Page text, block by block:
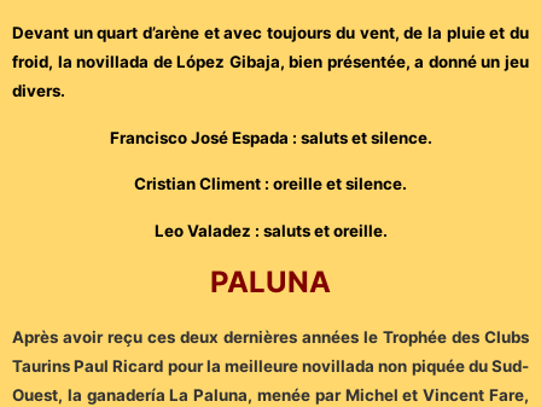
Devant un quart d’arène et avec toujours du vent, de la pluie et du
froid, la novillada de López Gibaja, bien présentée, a donné un jeu
divers.
Francisco José Espada : saluts et silence.
Cristian Climent : oreille et silence.
Leo Valadez : saluts et oreille.
PALUNA
Après avoir reçu ces deux dernières années le Trophée des Clubs
Taurins Paul Ricard pour la meilleure novillada non piquée du Sud-
Ouest, la ganadería La Paluna, menée par Michel et Vincent Fare,